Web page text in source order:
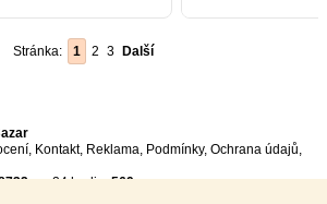
Stránka: 1 2 3 Další
, Kontakt, Reklama, Podmínky, Ochrana údajů,
, za 24 hodin:569